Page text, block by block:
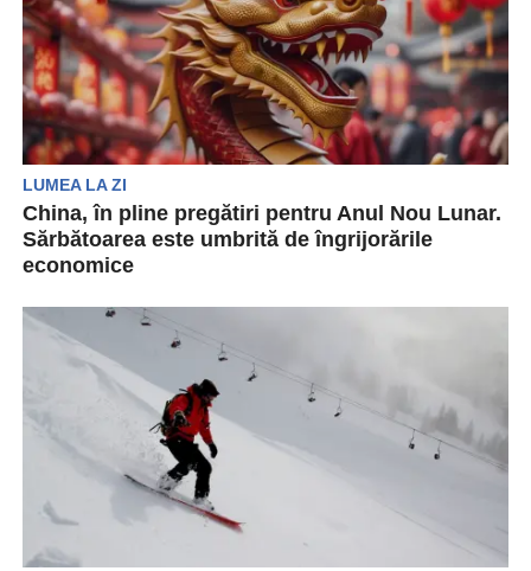
LUMEA LA ZI
China, în pline pregătiri pentru Anul Nou Lunar.
Sărbătoarea este umbrită de îngrijorările
economice
aeroporturi, strângând în brațe valize mari și
cadouri. Milioane...